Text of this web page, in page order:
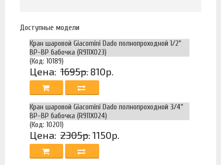
Доступные модели
Кран шаровой Giacomini Dado полнопроходной 1/2"
ВР-ВР бабочка (R911X023)
(Код: 10189)
Цена: 1695р. 810р.
Кран шаровой Giacomini Dado полнопроходной 3/4"
ВР-ВР бабочка (R911X024)
(Код: 10201)
Цена: 2305р.1150р.